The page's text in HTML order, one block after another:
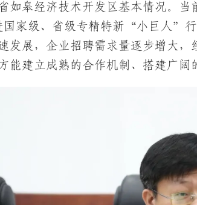
如皋经济技术开发区基本情况。
国家级、省级专精特新“小巨人”
发展，企业招聘需求量逐步增大
能建立成熟的合作机制、搭建广阔